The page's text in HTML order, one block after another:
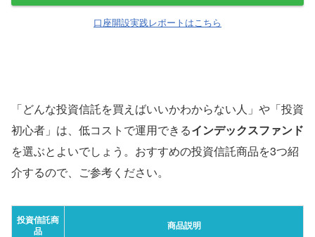
口座開設実践レポートはこちら
「どんな投資信託を買えばいいかわからない人」や「投資
初心者」は、低コストで運用できるインデックスファンド
を選ぶとよいでしょう。おすすめの投資信託商品を3つ紹
介するので、ご参考ください。
投資信託商
品
商品説明